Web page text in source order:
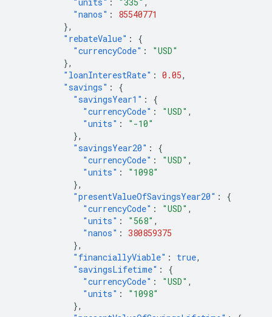
"nanos" :
85540771
},
"rebateValue" :
{
"currencyCode" :
"USD"
},
"loanInterestRate" : 0.05,
"savings" :
{
"savingsYear1" :
{
"currencyCode" : "USD" ,
"units" :
"-10"
},
"savingsYear20" :
{
"currencyCode" : "USD" ,
"units" :
"1098"
},
"presentValueOfSavingsYear20" :
{
"currencyCode" : "USD" ,
"units" : "568" ,
"nanos" : 380859375
},
"financiallyViable" : true,
"savingsLifetime" :
{
"currencyCode" : "USD" ,
"units" :
"1098"
},